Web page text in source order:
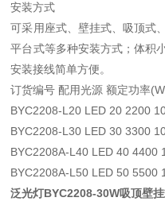
安装方式
可采用座式、壁挂式、吸顶式
平台式等多种安装方式；体积
安装接线简单方便。
订货编号 配用光源 额定功率
BYC2208-L20 LED 20 2200
BYC2208-L30 LED 30 3300
BYC2208A-L40 LED 40 4400
BYC2208A-L50 LED 50 5500
泛光灯BYC2208-30W吸顶壁